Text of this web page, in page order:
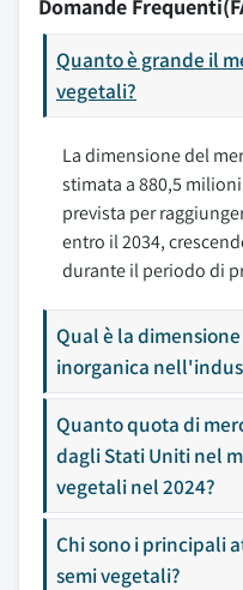
Domande
Quanto è grande il
vegetali?
La dimensione del
stimata a 880,5
prevista per
entro il 2034,
durante il periodo di
Qual è la
inorganica
Quanto quota di
dagli Stati Uniti nel
vegetali nel 2024?
Chi sono i principali
semi vegetali?